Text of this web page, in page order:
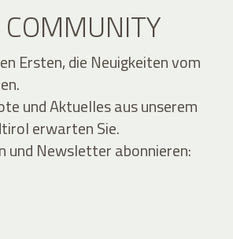
Ersten, die Neuigkeiten vom
und Aktuelles aus unserem
erwarten Sie.
und Newsletter abonnieren: